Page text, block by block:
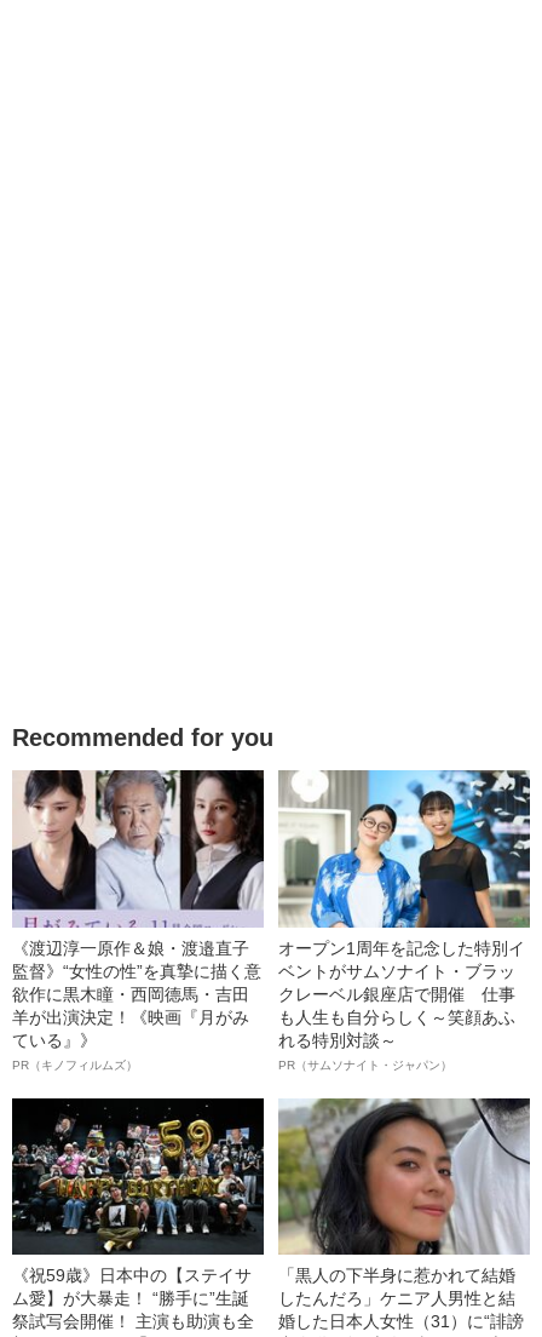
Recommended for you
《渡辺淳一原作＆娘・渡邉直子
監督》“女性の性”を真摯に描く意
欲作に黒木瞳・西岡德馬・吉田
羊が出演決定！《映画『月がみ
ている』》
PR（キノフィルムズ）
オープン1周年を記念した特別イ
ベントがサムソナイト・ブラッ
クレーベル銀座店で開催 仕事
も人生も自分らしく～笑顔あふ
れる特別対談～
PR（サムソナイト・ジャパン）
《祝59歳》日本中の【ステイサ
ム愛】が大暴走！ “勝手に”生誕
祭試写会開催！ 主演も助演も全
「黒人の下半身に惹かれて結婚
したんだろ」ケニア人男性と結
婚した日本人女性（31）に“誹謗